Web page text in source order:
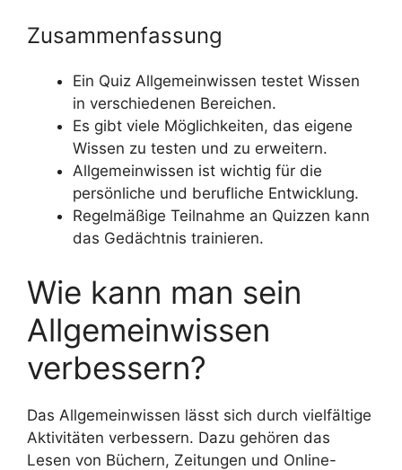
Zusammenfassung
Ein Quiz Allgemeinwissen testet Wissen
in verschiedenen Bereichen.
Es gibt viele Möglichkeiten, das eigene
Wissen zu testen und zu erweitern.
Allgemeinwissen ist wichtig für die
persönliche und berufliche Entwicklung.
Regelmäßige Teilnahme an Quizzen kann
das Gedächtnis trainieren.
Wie kann man sein
Allgemeinwissen
verbessern?
Das Allgemeinwissen lässt sich durch vielfältige
Aktivitäten verbessern. Dazu gehören das
Lesen von Büchern, Zeitungen und Online-